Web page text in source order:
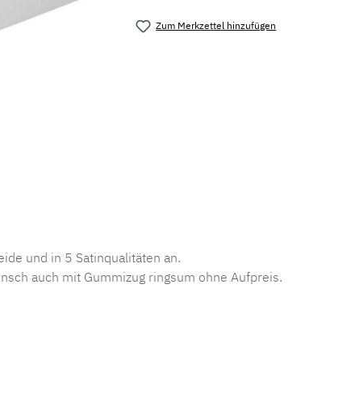
Zum Merkzettel hinzufügen
und in 5 Satinqualitäten an.
auch mit Gummizug ringsum ohne Aufpreis.